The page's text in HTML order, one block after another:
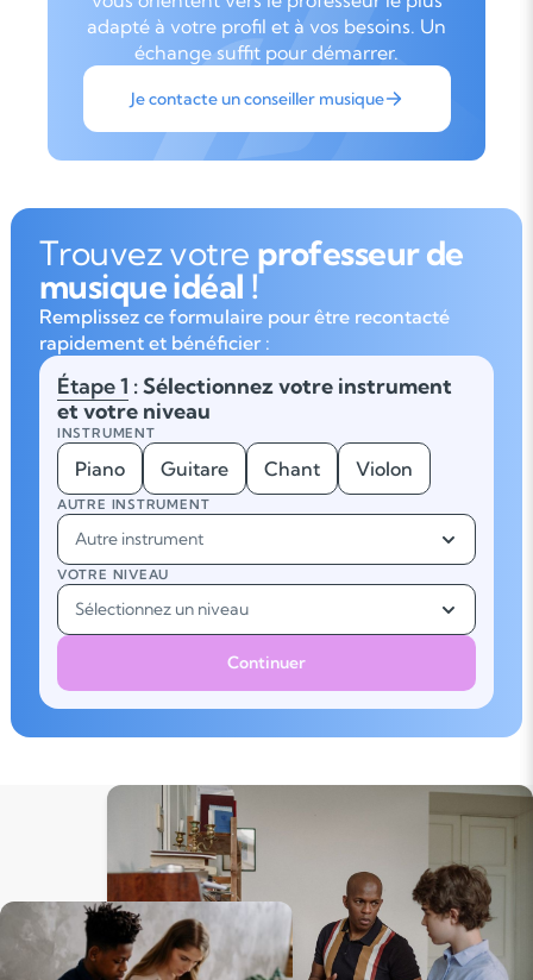
adapté à votre profil et à vos besoins. Un
échange suffit pour démarrer.
Je contacte un conseiller musique
Trouvez votre professeur de
musique idéal !
Remplissez ce formulaire pour être recontacté
rapidement et bénéficier :
Étape 1 : Sélectionnez votre instrument
et votre niveau
INSTRUMENT
Piano Guitare Chant Violon
AUTRE INSTRUMENT
Autre instrument
VOTRE NIVEAU
Sélectionnez un niveau
Continuer